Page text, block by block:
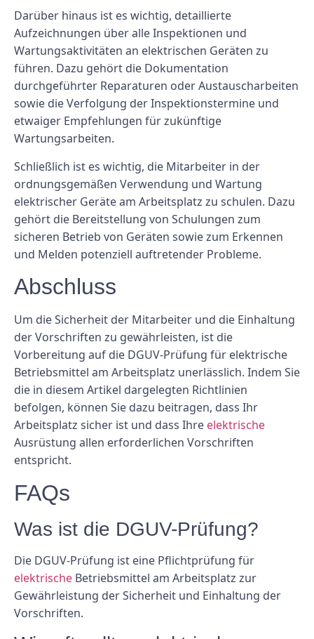
Darüber hinaus ist es wichtig, detaillierte
Aufzeichnungen über alle Inspektionen und
Wartungsaktivitäten an elektrischen Geräten zu
führen. Dazu gehört die Dokumentation
durchgeführter Reparaturen oder Austauscharbeiten
sowie die Verfolgung der Inspektionstermine und
etwaiger Empfehlungen für zukünftige
Wartungsarbeiten.
Schließlich ist es wichtig, die Mitarbeiter in der
ordnungsgemäßen Verwendung und Wartung
elektrischer Geräte am Arbeitsplatz zu schulen. Dazu
gehört die Bereitstellung von Schulungen zum
sicheren Betrieb von Geräten sowie zum Erkennen
und Melden potenziell auftretender Probleme.
Abschluss
Um die Sicherheit der Mitarbeiter und die Einhaltung
der Vorschriften zu gewährleisten, ist die
Vorbereitung auf die DGUV-Prüfung für elektrische
Betriebsmittel am Arbeitsplatz unerlässlich. Indem Sie
die in diesem Artikel dargelegten Richtlinien
befolgen, können Sie dazu beitragen, dass Ihr
Arbeitsplatz sicher ist und dass Ihre elektrische
Ausrüstung allen erforderlichen Vorschriften
entspricht.
FAQs
Was ist die DGUV-Prüfung?
Die DGUV-Prüfung ist eine Pflichtprüfung für
elektrische Betriebsmittel am Arbeitsplatz zur
Gewährleistung der Sicherheit und Einhaltung der
Vorschriften.